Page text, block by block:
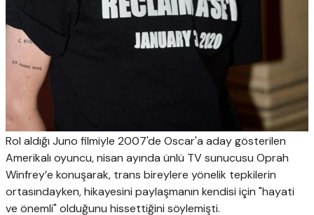
Rol aldığı Juno filmiyle 2007'de Oscar'a aday gösterilen
Amerikalı oyuncu, nisan ayında ünlü TV sunucusu Oprah
Winfrey’e konuşarak, trans bireylere yönelik tepkilerin
ortasındayken, hikayesini paylaşmanın kendisi için "hayati
ve önemli" olduğunu hissettiğini söylemişti.